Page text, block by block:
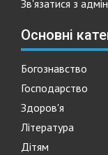
Зв'язатися з
Основні
Богознавство
Господарство
Здоров'я
Література
Дітям